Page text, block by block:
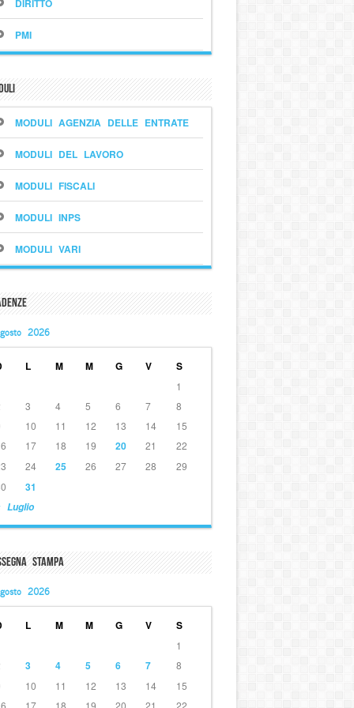
DIRITTO
PMI
MODULI AGENZIA DELLE ENTRATE
MODULI DEL LAVORO
MODULI FISCALI
MODULI INPS
MODULI VARI
2026
L M M G V S
Luglio
1
3 4 5 6 7
8
10 11 12 13 14
15
17 18 19 20 21
22
24 25 26 27 28
29
31
Stampa
2026
L M M G V S
1
3 4 5 6 7
8
10 11 12 13 14
15
17 18 19 20 21 22